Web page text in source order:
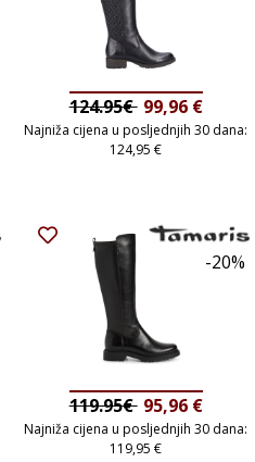
124.95€ 99,96 €
Najniža cijena u posljednjih 30 dana:
124,95€
-20%
119.95€ 95,96 €
Najniža cijena u posljednjih 30 dana:
119,95€